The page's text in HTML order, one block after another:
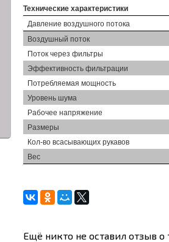
Технические характеристики
Давление воздушного потока
Воздушный поток
Поток через фильтры
Эффективность фильтрации
Потребляемая мощность
Уровень шума
Рабочее напряжение
Размеры
Кол-во всасывающих рукавов
Вес
Ещё никто не оставил отзыв о